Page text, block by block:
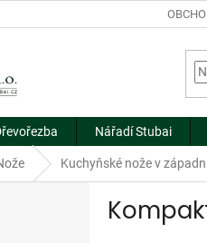
Nářadí Stubai
Kuchyňské nože v